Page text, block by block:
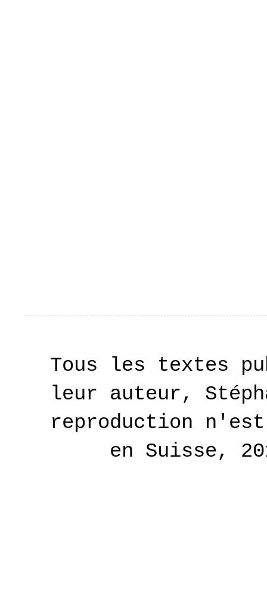
Tous les textes
leur auteur,
reproduction
en Suisse,